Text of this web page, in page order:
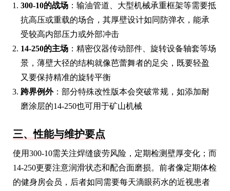
300-10的战场 ：输油管道、大型机械承重框架等需要抵
抗高压或重载的场合，其厚壁设计如同防弹衣，能承
受较高内部压力或外部冲击
14-250的主场 ：精密仪器传动部件、旋转设备轴套等场
景，薄壁大径的结构就像芭蕾舞者的足尖，既要轻盈
又要保持精准的旋转平衡
跨界例外：部分特殊改性版本会突破常规，如添加耐
磨涂层的14-250也可用于矿山机械
三、性能与维护要点
使用300-10需关注焊缝疲劳风险，定期检测壁厚变化；而
14-250更要注意润滑状态和配合面磨损。前者像定期体检
的健身房会员，后者如同需要每天滴眼药水的近视患者